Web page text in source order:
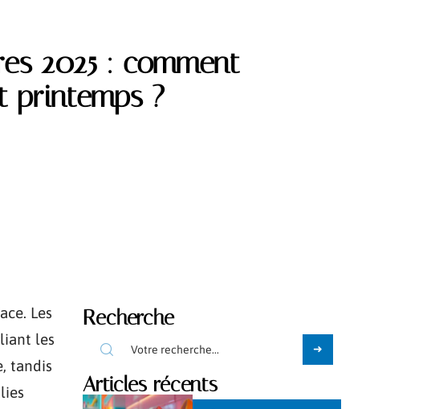
2025 : comment
printemps ?
Les
les
tandis
Recherche
Articles récents